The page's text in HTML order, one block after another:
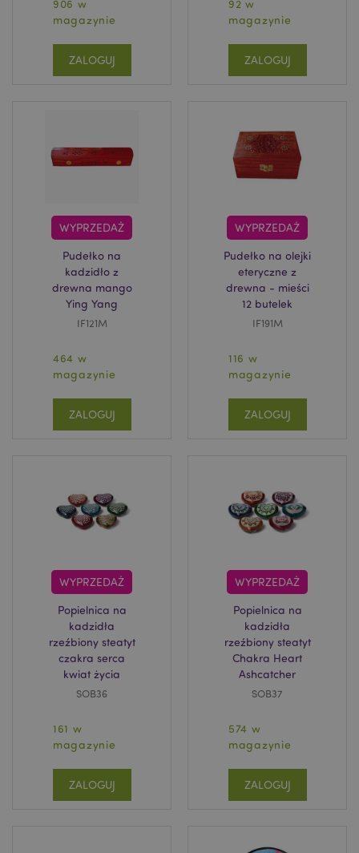
906 w
magazynie
ZALOGUJ
92 w
magazynie
ZALOGUJ
WYPRZEDAŻ
Pudełko na
kadzidło z
drewna mango
Ying Yang
IF121M
464 w
magazynie
ZALOGUJ
WYPRZEDAŻ
Pudełko na olejki
eteryczne z
drewna - mieści
12 butelek
IF191M
116 w
magazynie
ZALOGUJ
WYPRZEDAŻ
Popielnica na
kadzidła
rzeźbiony steatyt
czakra serca
kwiat życia
SOB36
161 w
magazynie
ZALOGUJ
WYPRZEDAŻ
Popielnica na
kadzidła
rzeźbiony steatyt
Chakra Heart
Ashcatcher
SOB37
574 w
magazynie
ZALOGUJ
recently_compared_product
Adobe Inc.
Adobe Inc.
www.puckator.pl
mage-messages
Adobe Inc.
www.puckator.pl
X-Magento-Vary
Adobe Inc.
www.puckator.pl
www.puckator.pl